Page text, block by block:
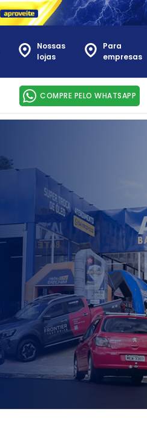
Nossas
lojas
Para
empresas
COMPRE PELO WHATSAPP